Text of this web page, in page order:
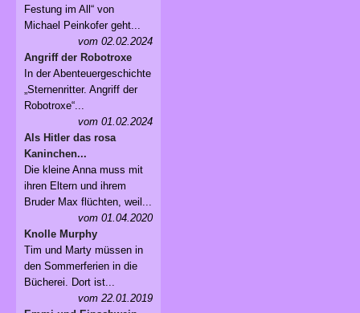
Festung im All“ von
Michael Peinkofer geht...
vom 02.02.2024
Angriff der Robotroxe
In der Abenteuergeschichte
„Sternenritter. Angriff der
Robotroxe“...
vom 01.02.2024
Als Hitler das rosa
Kaninchen...
Die kleine Anna muss mit
ihren Eltern und ihrem
Bruder Max flüchten, weil...
vom 01.04.2020
Knolle Murphy
Tim und Marty müssen in
den Sommerferien in die
Bücherei. Dort ist...
vom 22.01.2019